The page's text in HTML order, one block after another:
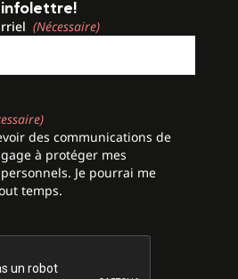
infolettre!
(Nécessaire)
des communications de
à protéger mes
Je pourrai me
temps.